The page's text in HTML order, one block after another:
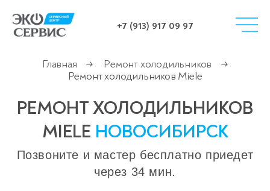
+7 (913) 917 09 97
Главная → Ремонт холодильников
→
Ремонт холодильников Miele
РЕМОНТ ХОЛОДИЛЬНИКОВ
MIELE НОВОСИБИРСК
Позвоните и мастер бесплатно приедет
через 34 мин.